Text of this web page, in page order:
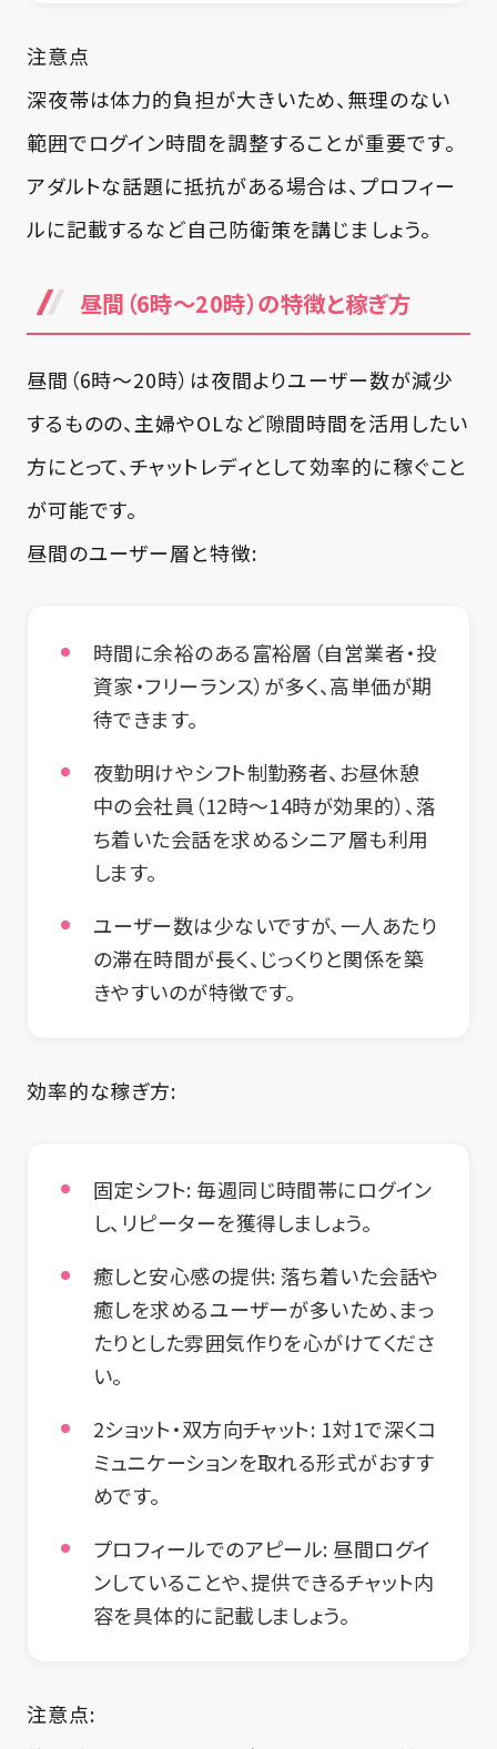
注意点
深夜帯は体力的負担が大きいため、無理のない
範囲でログイン時間を調整することが重要です。
アダルトな話題に抵抗がある場合は、プロフィー
ルに記載するなど自己防衛策を講じましょう。
昼間（6時～20時）の特徴と稼ぎ方
昼間（6時～20時）は夜間よりユーザー数が減少
するものの、主婦やOLなど隙間時間を活用したい
方にとって、チャットレディとして効率的に稼ぐこと
が可能です。
昼間のユーザー層と特徴:
時間に余裕のある富裕層（自営業者・投
資家・フリーランス）が多く、高単価が期
待できます。
夜勤明けやシフト制勤務者、お昼休憩
中の会社員（12時～14時が効果的）、落
ち着いた会話を求めるシニア層も利用
します。
ユーザー数は少ないですが、一人あたり
の滞在時間が長く、じっくりと関係を築
きやすいのが特徴です。
効率的な稼ぎ方:
固定シフト:毎週同じ時間帯にログイン
し、リピーターを獲得しましょう。
癒しと安心感の提供:落ち着いた会話や
癒しを求めるユーザーが多いため、まっ
たりとした雰囲気作りを心がけてくださ
い。
2ショット・双方向チャット: 1対1で深くコ
ミュニケーションを取れる形式がおすす
めです。
プロフィールでのアピール: 昼間ログイ
ンしていることや、提供できるチャット内
容を具体的に記載しましょう。
注意点: